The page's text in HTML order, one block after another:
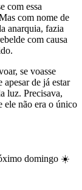
com essa
com nome de
anarquia, fazia
com causa
se voasse
apesar de já estar
luz. Precisava,
ele não era o único
domingo ☀️